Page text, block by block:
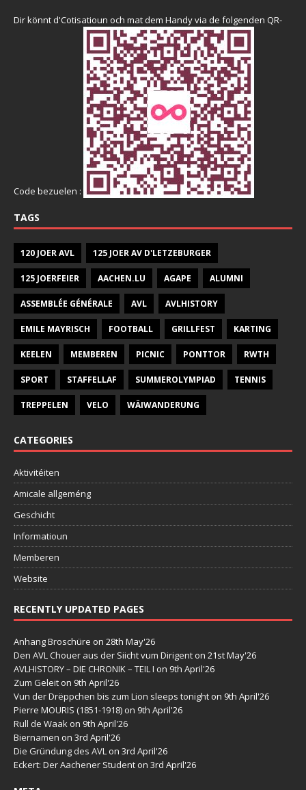
Dir könnt d'Cotisatioun och mat dem Handy via de folgenden QR-
Code bezuelen :
TAGS
120 JOER AVL 125 JOER AV D'LETZEBURGER
125 JOERFEIER AACHEN.LU AGAPE ALUMNI
ASSEMBLÉE GÉNÉRALE AVL AVLHISTORY
EMILE MAYRISCH FOOTBALL GRILLFEST KARTING
KEELEN MEMBEREN PICNIC PONTTOR RWTH
SPORT STAFFELLAF SUMMEROLYMPIAD TENNIS
TREPPELEN VELO WÄIWANDERUNG
CATEGORIES
Aktivitéiten
Amicale allgeméng
Geschicht
Informatioun
Memberen
Website
RECENTLY UPDATED PAGES
Anhang Broschüre on 28th May'26
Den AVL Chouer aus der Siicht vum Dirigent on 21st May'26
AVLHISTORY – DIE CHRONIK – TEIL I on 9th April'26
Zum Geleit on 9th April'26
Vun der Drëppchen bis zum Lion sleeps tonight on 9th April'26
Pierre MOURIS (1851-1918) on 9th April'26
Rull de Waak on 9th April'26
Biernamen on 3rd April'26
Die Gründung des AVL on 3rd April'26
Eckert: Der Aachener Student on 3rd April'26